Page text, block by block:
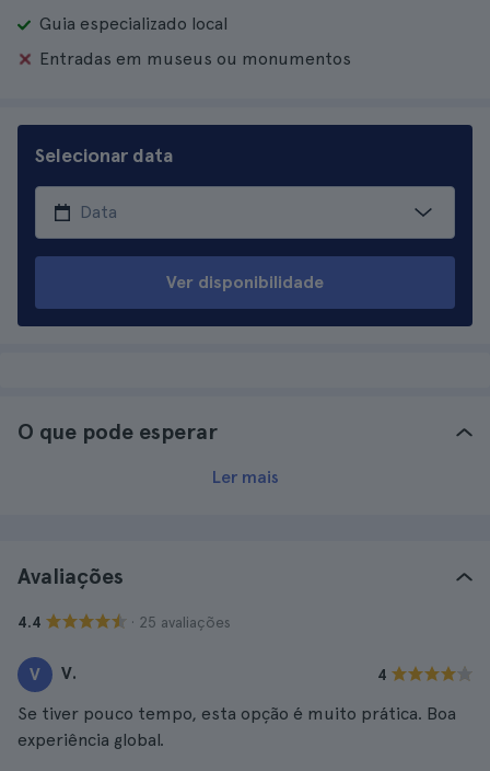
Guia especializado local
Entradas em museus ou monumentos
Selecionar data
Ver disponibilidade
O que pode esperar
Ler mais
Avaliações
4.4 · 25 avaliações
V V. 4
Se tiver pouco tempo, esta opção é muito prática. Boa
experiência global.